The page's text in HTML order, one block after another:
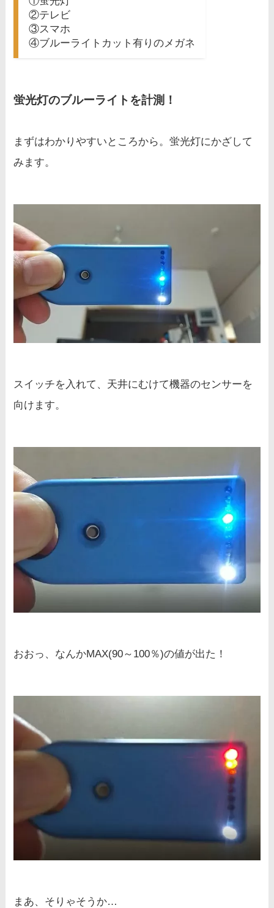
②テレビ
③スマホ
④ブルーライトカット有りのメガネ
蛍光灯のブルーライトを計測！
まずはわかりやすいところから。蛍光灯にかざして
みます。
スイッチを入れて、天井にむけて機器のセンサーを
向けます。
おおっ、なんかMAX(90～100％)の値が出た！
まあ、そりゃそうか…